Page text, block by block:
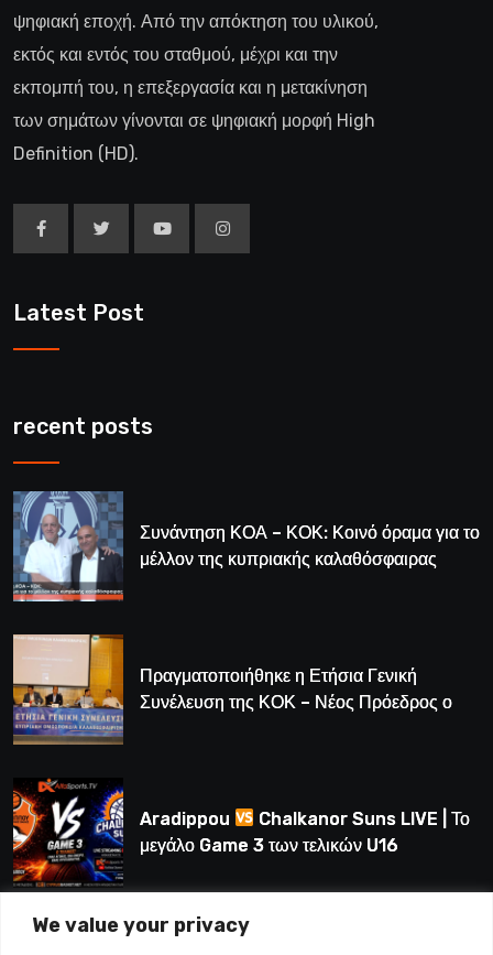
We value your privacy
ψηφιακή εποχή. Από την απόκτηση του υλικού,
εκτός και εντός του σταθμού, μέχρι και την
εκπομπή του, η επεξεργασία και η μετακίνηση
των σημάτων γίνονται σε ψηφιακή μορφή High
Definition (HD).
Latest Post
recent posts
Συνάντηση ΚΟΑ – ΚΟΚ: Κοινό όραμα για το
μέλλον της κυπριακής καλαθόσφαιρας
Πραγματοποιήθηκε η Ετήσια Γενική
Συνέλευση της ΚΟΚ – Νέος Πρόεδρος ο
Aradippou
Chalkanor Suns LIVE | Το
μεγάλο Game 3 των τελικών U16